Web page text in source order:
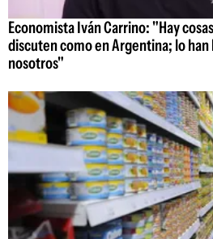
Economista Iván Carrino: "Hay
discuten como en Argentina; lo
nosotros"